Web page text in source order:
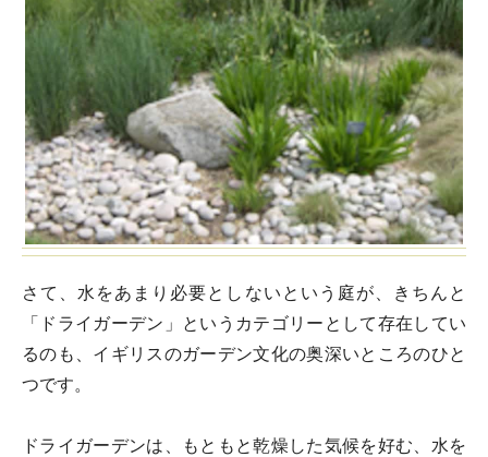
さて、水をあまり必要としないという庭が、きちんと
「ドライガーデン」というカテゴリーとして存在してい
るのも、イギリスのガーデン文化の奥深いところのひと
つです。
ドライガーデンは、もともと乾燥した気候を好む、水を